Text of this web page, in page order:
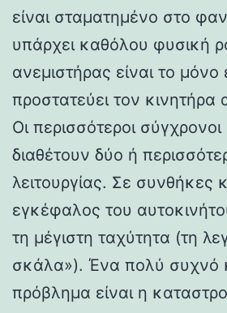
είναι σταματημένο στο
υπάρχει καθόλου φυσική
ανεμιστήρας είναι το
προστατεύει τον κινητήρα
Οι περισσότεροι
διαθέτουν δύο ή
λειτουργίας. Σε
εγκέφαλος του
τη μέγιστη ταχύτητα (τη
σκάλα»). Ένα πολύ συχνό
πρόβλημα είναι η